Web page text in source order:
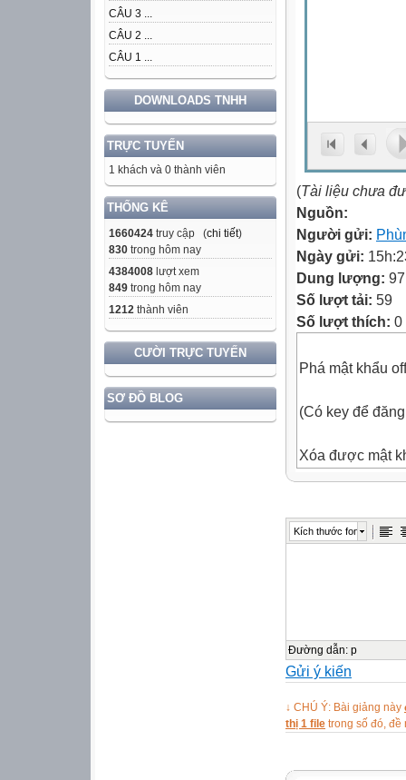
CÂU 3 ...
CÂU 2 ...
CÂU 1 ...
DOWNLOADS TNHH
TRỰC TUYẾN
1 khách và 0 thành viên
THỐNG KÊ
1660424 truy cập (chi tiết)
830 trong hôm nay
4384008 lượt xem
849 trong hôm nay
1212 thành viên
CƯỜI TRỰC TUYẾN
SƠ ĐỒ BLOG
(Tài liệu chưa
Nguồn:
Người gửi:
Ngày gửi:
Dung lượng:
Số lượt tải: 59
Số lượt thích: 0
Phá mật khẩu
(Có key để
Xóa được mật
Kích thước font
Đường dẫn: p
Gửi ý kiến
↓ CHÚ Ý: Bài giảng này
thị 1 file trong số đó, đề